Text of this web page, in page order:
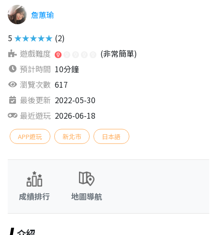
詹蕙瑜
5 ★★★★★ (2)
遊戲難度
(非常簡單)
預計時間 10分鐘
瀏覽次數 617
最後更新 2022-05-30
最近遊玩 2026-06-18
APP遊玩 新北市 日本語
成績排行 地圖導航